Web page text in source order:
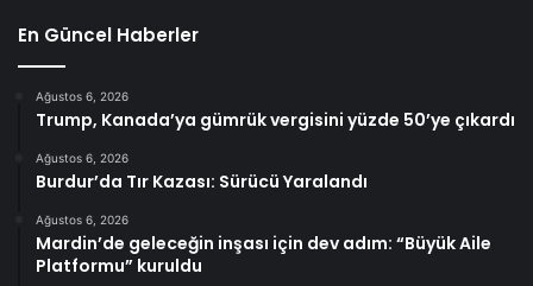
En Güncel Haberler
Ağustos 6, 2026
Trump, Kanada’ya gümrük vergisini yüzde 50’ye çıkardı
Ağustos 6, 2026
Burdur’da Tır Kazası: Sürücü Yaralandı
Ağustos 6, 2026
Mardin’de geleceğin inşası için dev adım: “Büyük Aile
Platformu” kuruldu